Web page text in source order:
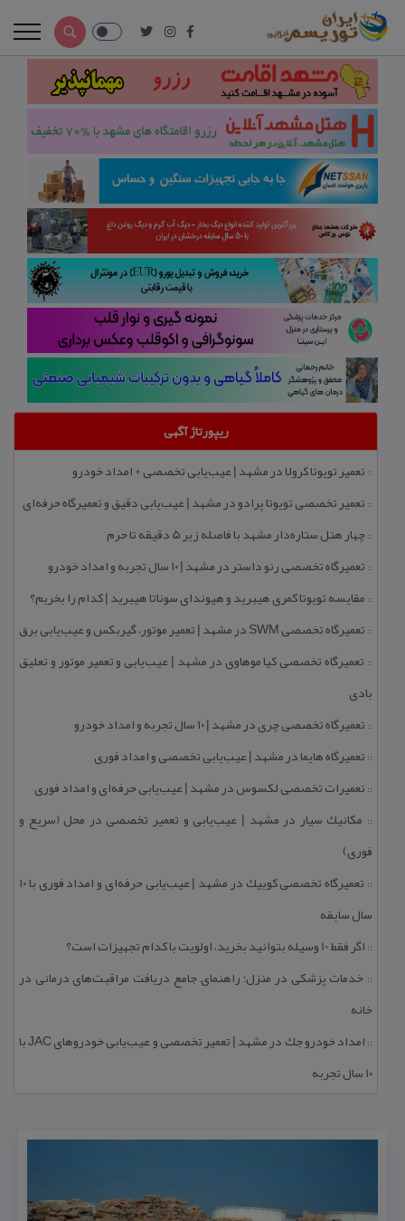
ریپورتاژ آگهی
:: تعمیر تویوتا كرولا در مشهد | عیب‌یابی تخصصی + امداد خودرو
:: تعمیر تخصصی تویوتا پرادو در مشهد | عیب‌یابی دقیق و تعمیرگاه حرفه‌ای
::چهار هتل‌ ستاره‌دار مشهد با فاصله زیر 5 دقیقه تا حرم
:: تعمیرگاه تخصصی رنو داستر در مشهد | ۱۰ سال تجربه و امداد خودرو
:: مقایسه تویوتا كمری هیبرید و هیوندای سوناتا هیبرید | كدام را بخریم؟
:: تعمیرگاه تخصصی SWM در مشهد | تعمیر موتور، گیربكس و عیب‌یابی برق
:: تعمیرگاه تخصصی كیا موهاوی در مشهد | عیب‌یابی و تعمیر موتور و تعلیق
بادی
:: تعمیرگاه تخصصی چری در مشهد | ۱۰ سال تجربه و امداد خودرو
:: تعمیرگاه هایما در مشهد | عیب‌یابی تخصصی و امداد فوری
:: تعمیرات تخصصی لكسوس در مشهد | عیب‌یابی حرفه‌ای و امداد فوری
:: مكانیك سیار در مشهد | عیب‌یابی و تعمیر تخصصی در محل (سریع و
فوری)
::
تعمیرگاه تخصصی كوییك در مشهد | عیب‌یابی حرفه‌ای و امداد فوری با ۱۰
سال سابقه
:: اگر فقط 10 وسیله بتوانید بخرید، اولویت با كدام تجهیزات است؟
:: خدمات پزشكی در منزل؛ راهنمای جامع دریافت مراقبت‌های درمانی در
خانه
::
امداد خودرو جك در مشهد | تعمیر تخصصی و عیب‌یابی خودروهای JAC با
۱۰ سال تجربه